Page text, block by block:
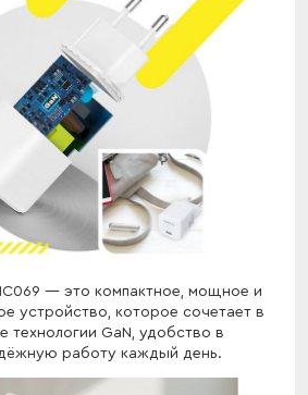
— это компактное, мощное и
устройство, которое сочетает в
технологии GaN, удобство в
работу каждый день.